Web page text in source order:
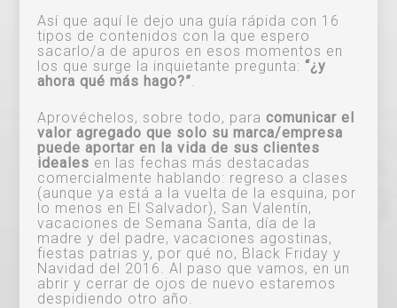
Así que aquí le dejo una guía rápida con 16
tipos de contenidos con la que espero
sacarlo/a de apuros en esos momentos en
los que surge la inquietante pregunta:“¿y
ahora qué más hago?”.
Aprovéchelos, sobre todo, paracomunicar el
valor agregado que solo su marca/empresa
puede aportar en la vida de sus clientes
ideales en las fechas más destacadas
comercialmente hablando: regreso a clases
(aunque ya está a la vuelta de la esquina, por
lo menos en El Salvador), San Valentín,
vacaciones de Semana Santa, día de la
madre y del padre, vacaciones agostinas,
fiestas patrias y, por qué no, Black Friday y
Navidad del 2016. Al paso que vamos, en un
abrir y cerrar de ojos de nuevo estaremos
despidiendo otro año.